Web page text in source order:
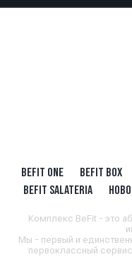
BEFIT ONE BEFIT BOX
BEFIT SALATERIA
Комплекс BeFit - это
Мы - первый и
первоклассный